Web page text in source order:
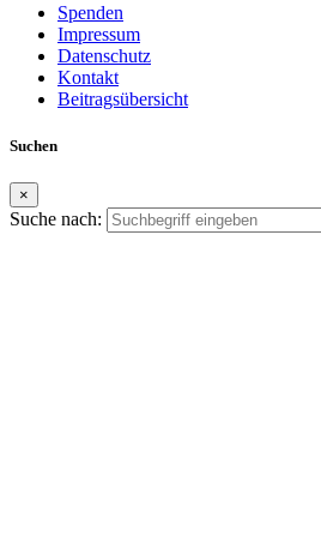
Spenden
Impressum
Datenschutz
Kontakt
Beitragsübersicht
Suchen
×
Suche nach: